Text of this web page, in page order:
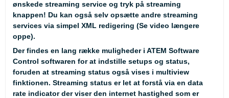
ønskede streaming service og tryk på streaming
knappen! Du kan også selv opsætte andre streaming
services via simpel XML redigering (Se video længere
oppe).
Der findes en lang række muligheder i ATEM Software
Control softwaren for at indstille setups og status,
foruden at streaming status også vises i multiview
finktionen. Streaming status er let at forstå via en data
rate indicator der viser den internet hastighed som er